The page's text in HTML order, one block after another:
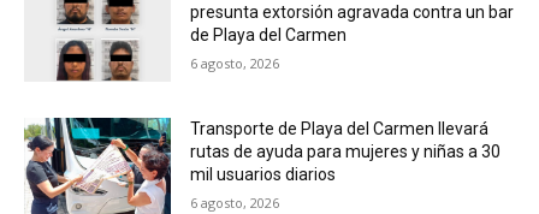
presunta extorsión agravada contra un bar
de Playa del Carmen
6 agosto, 2026
Transporte de Playa del Carmen llevará
rutas de ayuda para mujeres y niñas a 30
mil usuarios diarios
6 agosto, 2026